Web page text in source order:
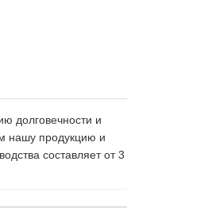
долговечности и
нашу продукцию и
составляет от 3